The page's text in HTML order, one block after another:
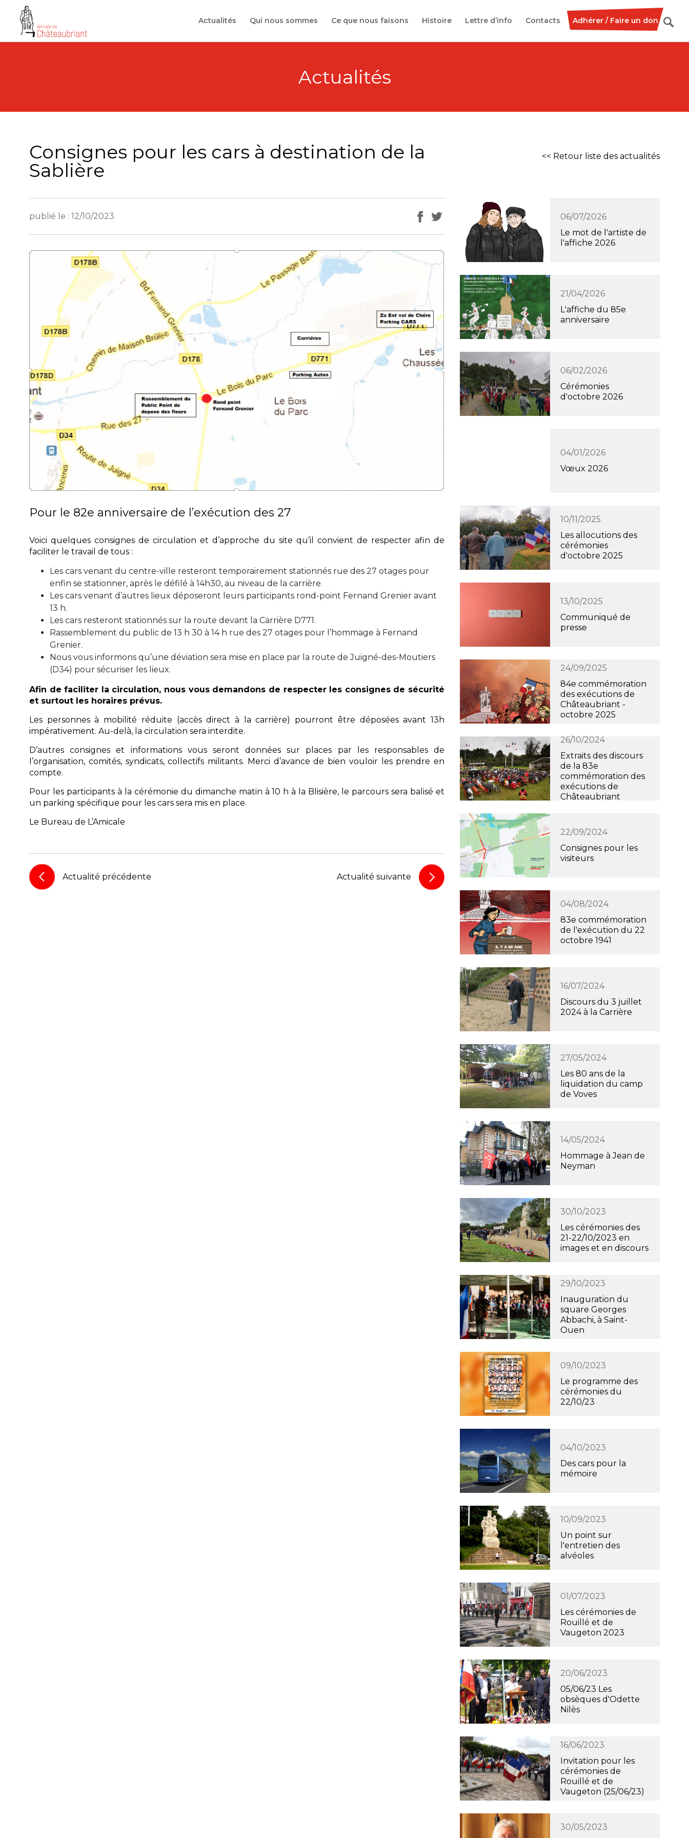
content
Actualités Qui nous sommes Ce que nous faisons Histoire Lettre d’info Contacts Adhérer / Faire un don
Actualités
Consignes pour les cars à destination de la
Sablière
<< Retour liste des actualités
publié le : 12/10/2023
Pour le 82e anniversaire de l’exécution des 27
Voici quelques consignes de circulation et d’approche du site qu’il convient de respecter afin de
faciliter le travail de tous :
Les cars venant du centre-ville resteront temporairement stationnés rue des 27 otages pour
enfin se stationner, après le défilé à 14h30, au niveau de la carrière.
Les cars venant d’autres lieux déposeront leurs participants rond-point Fernand Grenier avant
13 h.
Les cars resteront stationnés sur la route devant la Carrière D771.
Rassemblement du public de 13 h 30 à 14 h rue des 27 otages pour l’hommage à Fernand
Grenier.
Nous vous informons qu’une déviation sera mise en place par la route de Juigné-des-Moutiers
(D34) pour sécuriser les lieux.
Afin de faciliter la circulation, nous vous demandons de respecter les consignes de sécurité
et surtout les horaires prévus.
Les personnes à mobilité réduite (accès direct à la carrière) pourront être déposées avant 13h
impérativement. Au-delà, la circulation sera interdite.
D’autres consignes et informations vous seront données sur places par les responsables de
l’organisation, comités, syndicats, collectifs militants. Merci d’avance de bien vouloir les prendre en
compte.
Pour les participants à la cérémonie du dimanche matin à 10 h à la Blisière, le parcours sera balisé et
un parking spécifique pour les cars sera mis en place.
Le Bureau de L’Amicale
Actualité précédente Actualité suivante
06/07/2026
Le mot de l'artiste de
l'affiche 2026
21/04/2026
L'affiche du 85e
anniversaire
06/02/2026
Cérémonies
d'octobre 2026
04/01/2026
Vœux 2026
10/11/2025
Les allocutions des
cérémonies
d'octobre 2025
13/10/2025
Communiqué de
presse
24/09/2025
84e commémoration
des exécutions de
Châteaubriant -
octobre 2025
26/10/2024
Extraits des discours
de la 83e
commémoration des
exécutions de
Châteaubriant
22/09/2024
Consignes pour les
visiteurs
04/08/2024
83e commémoration
de l'exécution du 22
octobre 1941
16/07/2024
Discours du 3 juillet
2024 à la Carrière
27/05/2024
Les 80 ans de la
liquidation du camp
de Voves
14/05/2024
Hommage à Jean de
Neyman
30/10/2023
Les cérémonies des
21-22/10/2023 en
images et en discours
29/10/2023
Inauguration du
square Georges
Abbachi, à Saint-
Ouen
09/10/2023
Le programme des
cérémonies du
22/10/23
04/10/2023
Des cars pour la
mémoire
10/09/2023
Un point sur
l'entretien des
alvéoles
01/07/2023
Les cérémonies de
Rouillé et de
Vaugeton 2023
20/06/2023
05/06/23 Les
obsèques d'Odette
Nilès
16/06/2023
Invitation pour les
cérémonies de
Rouillé et de
Vaugeton (25/06/23)
30/05/2023